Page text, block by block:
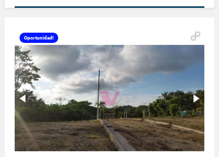
Oportunidad!